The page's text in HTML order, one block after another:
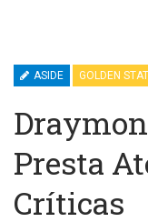
ASIDE
Presta
Críticas